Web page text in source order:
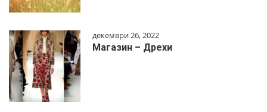
декември 26, 2022
Магазин – Дрехи